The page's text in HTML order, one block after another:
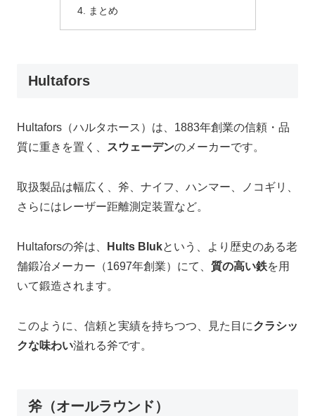
まとめ
Hultafors
Hultafors（ハルタホース）は、1883年創業の信頼・品
質に重きを置く、
スウェーデンのメーカーです。
取扱製品は幅広く、斧、ナイフ、ハンマー、ノコギリ、
さらにはレーザー距離測定装置など。
Hultaforsの斧は、 Hults Blukという、より歴史のある老
舗鍛冶メーカー（1697年創業）にて、 質の高い鉄を用
いて鍛造されます。
このように、信頼と実績を持ちつつ、見た目にクラシッ
クな味わい溢れる斧です。
斧（オールラウンド）